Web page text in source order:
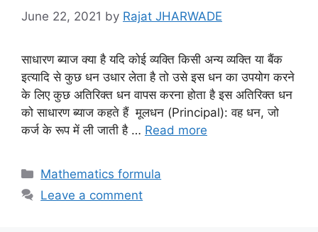
June 22, 2021 by Rajat JHARWADE
साधारण ब्याज क्या है यदि कोई व्यक्ति किसी अन्य व्यक्ति या बैंक
इत्यादि से कुछ धन उधार लेता है तो उसे इस धन का उपयोग करने
के लिए कुछ अतिरिक्त धन वापस करना होता है इस अतिरिक्त धन
को साधारण ब्याज कहते हैं मूलधन (Principal): वह धन, जो
कर्ज के रूप में ली जाती है … Read more
Categories
Mathematics formula
Leave a comment